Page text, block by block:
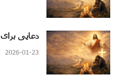
دعایی
2026-01-23